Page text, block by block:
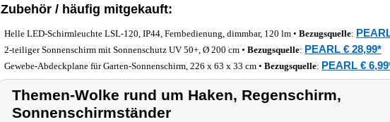
Zubehör / häufig mitgekauft:
Helle LED-Schirmleuchte LSL-120, IP44, Fernbedienung, dimmbar, 120 lm • Bezugsquelle:
2-teiliger Sonnenschirm mit Sonnenschutz UV 50+, Ø 200 cm • Bezugsquelle: PEARL € 28,99*
Gewebe-Abdeckplane für Garten-Sonnenschirm, 226 x 63 x 33 cm • Bezugsquelle: PEARL €
Themen-Wolke rund um Haken, Regenschirm,
Sonnenschirmständer